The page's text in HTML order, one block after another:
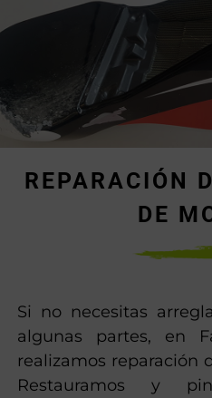
REPARACIÓN
DE
Si no necesitas
algunas partes, en
realizamos reparación
Restauramos y